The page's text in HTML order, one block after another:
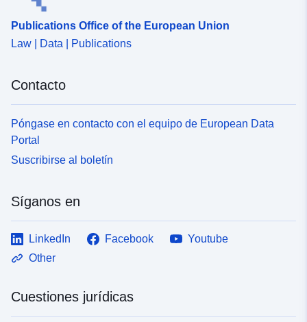
Publications Office of the European Union
Law | Data | Publications
Contacto
Póngase en contacto con el equipo de European Data
Portal
Suscribirse al boletín
Síganos en
LinkedIn Facebook
Youtube
Other
Cuestiones jurídicas